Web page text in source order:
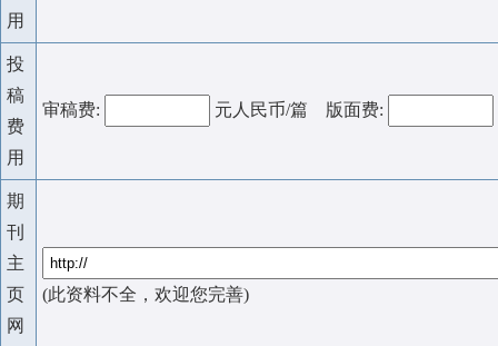
用
投
稿
费
用
审稿费: 元人民币/篇 版面费:
期
刊
主
页
网
(此资料不全，欢迎您完善)